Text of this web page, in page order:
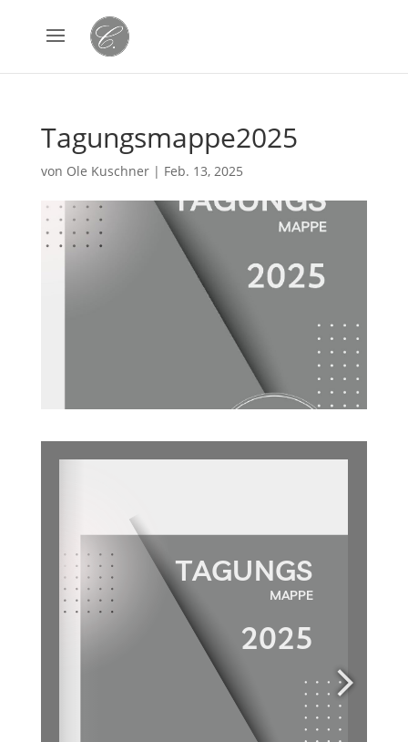
Tagungsmappe2025
von Ole Kuschner| Feb. 13, 2025